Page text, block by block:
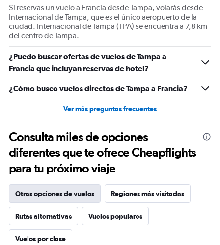
values.
Range:
0
to
Si reservas un vuelo a Francia desde Tampa, volarás desde
Internacional de Tampa, que es el único aeropuerto de la
ciudad. Internacional de Tampa (TPA) se encuentra a 7,8 km
del centro de Tampa.
¿Puedo buscar ofertas de vuelos de Tampa a
Francia que incluyan reservas de hotel?
¿Cómo busco vuelos directos de Tampa a Francia?
Ver más preguntas frecuentes
Consulta miles de opciones
diferentes que te ofrece Cheapflights
para tu próximo viaje
Otras opciones de vuelos Regiones más visitadas
Rutas alternativas Vuelos populares
Vuelos por clase